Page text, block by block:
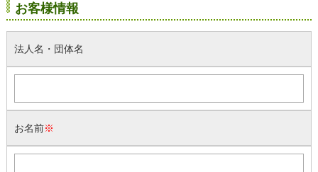
お客様情報
法人名・団体名
お名前※